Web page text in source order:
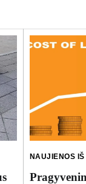
NAUJIENOS